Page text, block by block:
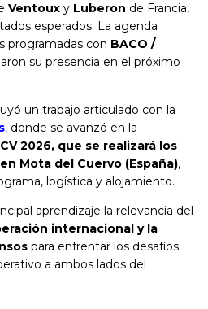
Ventoux y Luberon de Francia,
esperados. La agenda
programadas con BACO /
su presencia en el próximo
un trabajo articulado con la
, donde se avanzó en la
2026, que se realizará los
en Mota del Cuervo (España),
logística y alojamiento.
aprendizaje la relevancia del
internacional y la
para enfrentar los desafíos
a ambos lados del